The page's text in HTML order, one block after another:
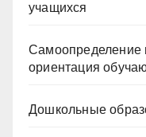
учащихся
Самоопределение
ориентация
Дошкольные